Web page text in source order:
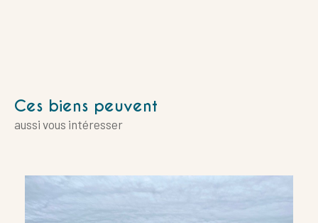
Ces biens peuvent
aussi vous intéresser